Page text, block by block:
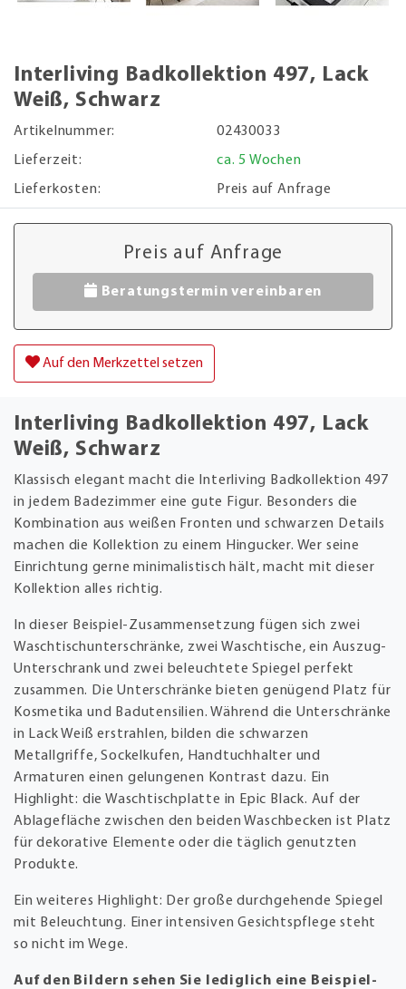
Interliving Badkollektion 497, Lack
Weiß, Schwarz
Artikelnummer:
02430033
Lieferzeit:
ca. 5 Wochen
Lieferkosten:
Preis auf Anfrage
Preis auf Anfrage
Beratungstermin vereinbaren
Auf den Merkzettel setzen
Interliving Badkollektion 497, Lack
Weiß, Schwarz
Klassisch elegant macht die Interliving Badkollektion 497
in jedem Badezimmer eine gute Figur. Besonders die
Kombination aus weißen Fronten und schwarzen Details
machen die Kollektion zu einem Hingucker. Wer seine
Einrichtung gerne minimalistisch hält, macht mit dieser
Kollektion alles richtig.
In dieser Beispiel-Zusammensetzung fügen sich zwei
Waschtischunterschränke, zwei Waschtische, ein Auszug-
Unterschrank und zwei beleuchtete Spiegel perfekt
zusammen. Die Unterschränke bieten genügend Platz für
Kosmetika und Badutensilien. Während die Unterschränke
in Lack Weiß erstrahlen, bilden die schwarzen
Metallgriffe, Sockelkufen, Handtuchhalter und
Armaturen einen gelungenen Kontrast dazu. Ein
Highlight: die Waschtischplatte in Epic Black. Auf der
Ablagefläche zwischen den beiden Waschbecken ist Platz
für dekorative Elemente oder die täglich genutzten
Produkte.
Ein weiteres Highlight: Der große durchgehende Spiegel
mit Beleuchtung. Einer intensiven Gesichtspflege steht
so nicht im Wege.
Auf den Bildern sehen Sie lediglich eine Beispiel-